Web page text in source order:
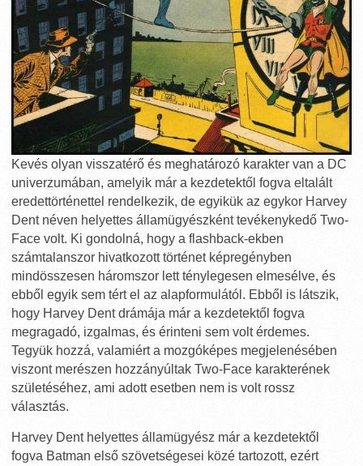
Kevés olyan visszatérő és meghatározó karakter van a DC
univerzumában, amelyik már a kezdetektől fogva eltalált
eredettörténettel rendelkezik, de egyikük az egykor Harvey
Dent néven helyettes államügyészként tevékenykedő Two-
Face volt. Ki gondolná, hogy a flashback-ekben
számtalanszor hivatkozott történet képregényben
mindösszesen háromszor lett ténylegesen elmesélve, és
ebből egyik sem tért el az alapformulától. Ebből is látszik,
hogy Harvey Dent drámája már a kezdetektől fogva
megragadó, izgalmas, és érinteni sem volt érdemes.
Tegyük hozzá, valamiért a mozgóképes megjelenésében
viszont merészen hozzányúltak Two-Face karakterének
születéséhez, ami adott esetben nem is volt rossz
választás.
Harvey Dent helyettes államügyész már a kezdetektől
fogva Batman első szövetségesei közé tartozott, ezért